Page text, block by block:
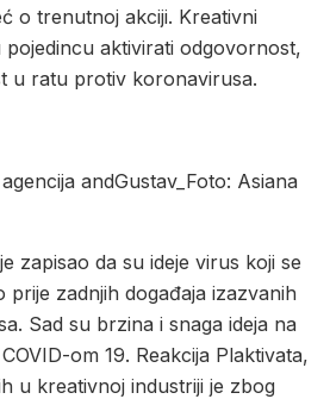
o trenutnoj akciji. Kreativni
pojedincu aktivirati odgovornost,
u ratu protiv koronavirusa.
andGustav_Foto: Asiana
zapisao da su ideje virus koji se
prije zadnjih događaja izazvanih
Sad su brzina i snaga ideja na
om 19. Reakcija Plaktivata,
u kreativnoj industriji je zbog